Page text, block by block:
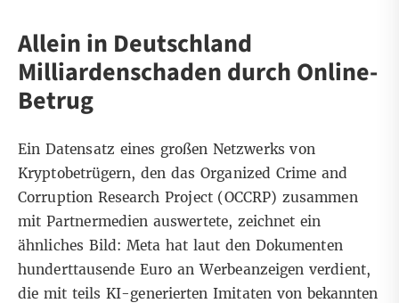
Allein in Deutschland
Milliardenschaden durch Online-
Betrug
Ein Datensatz eines großen Netzwerks von
Kryptobetrügern, den dasOrganized Crime and
Corruption Research Project(OCCRP) zusammen
mit Partnermedien auswertete, zeichnet ein
ähnliches Bild: Meta hat laut den Dokumenten
hunderttausende Euro an Werbeanzeigen verdient,
die mit teils KI-generierten Imitaten von bekannten